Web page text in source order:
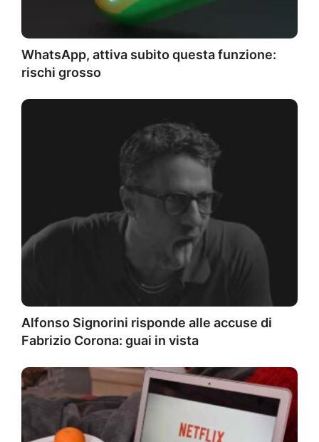
WhatsApp, attiva subito questa funzione:
rischi grosso
Alfonso Signorini risponde alle accuse di
Fabrizio Corona: guai in vista